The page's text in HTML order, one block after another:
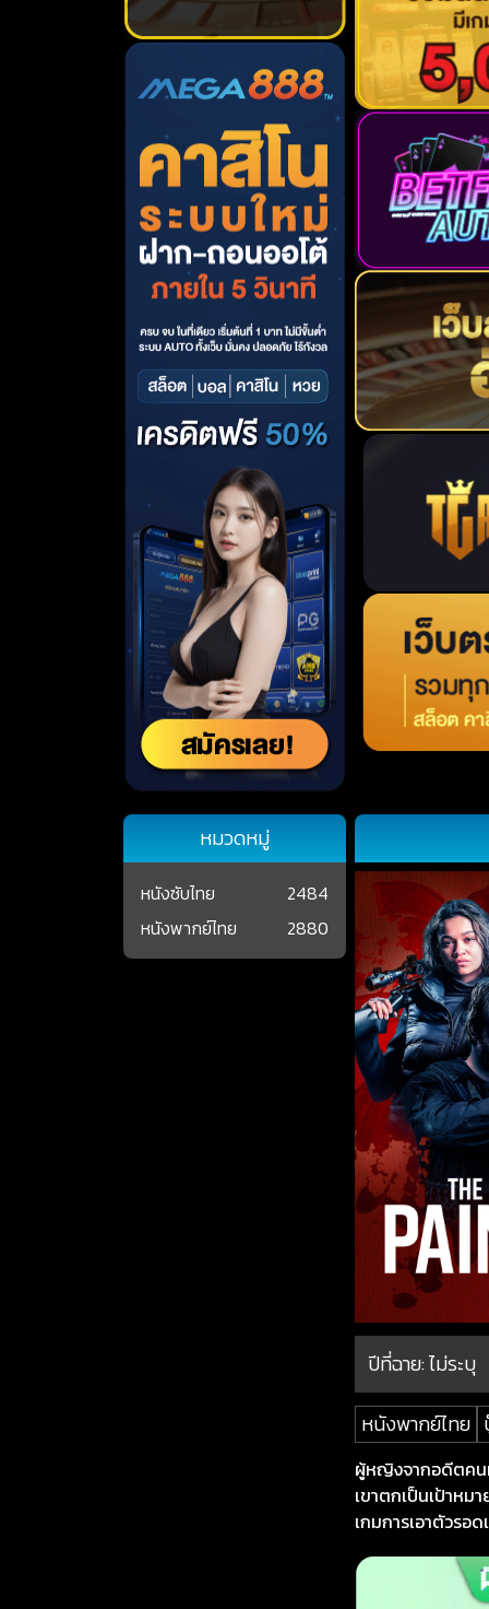
ปีที่ฉาย:ไม่ระบุ
หนังพากย์ไทย
ผู้หญิงจากอดีตคน
เขาตกเป็นเป้าหม
เกมการเอาตัวรอ
หมวดหมู่
หนังซับไทย
2484
หนังพากย์ไทย
2880